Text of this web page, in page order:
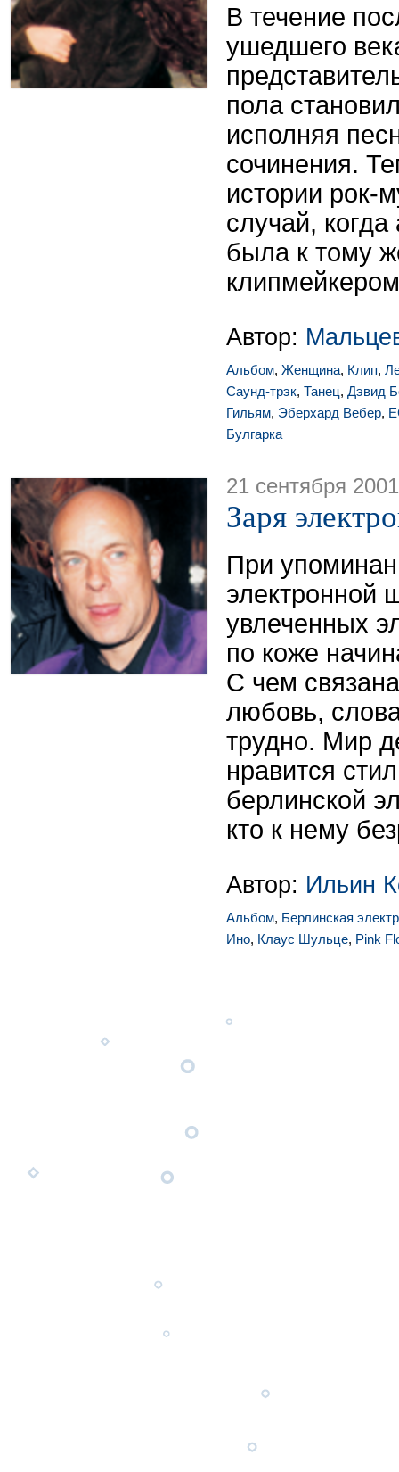
В течение
ушедшего
пола
исполняя
сочинения.
истории рок-
случай, когда
была к тому
Автор:
Альбом, Женщина, Клип,
Саунд-трэк, Танец, Дэвид
Гильям, Эберхард Вебер,
Булгарка
21 сентября 2001
Заря
При
электронной
увлеченных
по коже
С чем
любовь,
трудно. Мир
нравится
берлинской
кто к нему
Автор: Ильин
Альбом, Берлинская
Ино, Клаус Шульце, Pink